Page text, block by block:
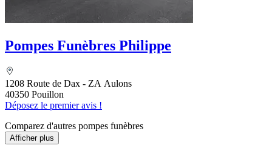
Pompes Funèbres Philippe
1208 Route de Dax - ZA Aulons
40350 Pouillon
Déposez le premier avis !
Comparez d'autres pompes funèbres
Afficher plus